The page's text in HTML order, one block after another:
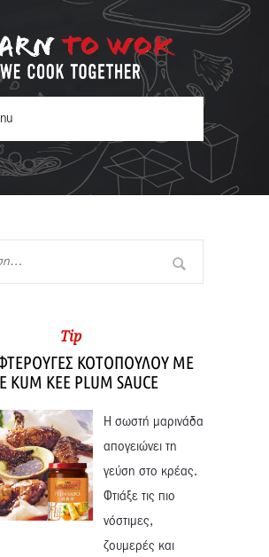
Tip
ΚΟΤΟΠΟΥΛΟΥ ΜΕ
KUM KEE PLUM SAUCE
Η σωστή μαρινάδα
απογειώνει τη
γεύση στο κρέας.
Φτιάξε τις πιο
νόστιμες,
ζουμερές και